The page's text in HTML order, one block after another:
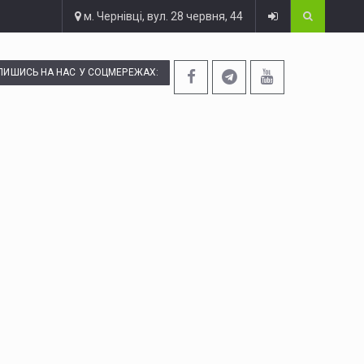
м. Чернівці, вул. 28 червня, 44
НА НАС У СОЦМЕРЕЖАХ: